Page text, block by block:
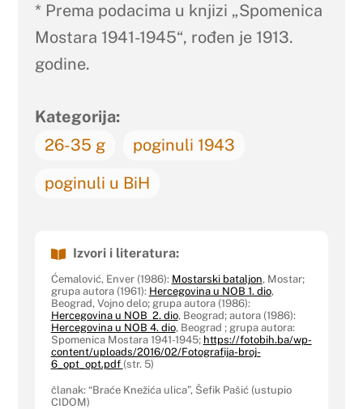
* Prema podacima u knjizi „Spomenica
Mostara 1941-1945“, rođen je 1913.
godine.
Kategorija:
26-35 g
poginuli 1943
poginuli u BiH
Izvori i literatura:
Ćemalović, Enver (1986): Mostarski bataljon, Mostar;
grupa autora (1961): Hercegovina u NOB 1. dio,
Beograd, Vojno delo; grupa autora (1986):
Hercegovina u NOB 2. dio, Beograd; autora (1986):
Hercegovina u NOB 4. dio, Beograd ; grupa autora:
Spomenica Mostara 1941-1945; https://fotobih.ba/wp-
content/uploads/2016/02/Fotografija-broj-
6_opt_opt.pdf (str. 5)
članak: “Braće Knežića ulica”, Šefik Pašić (ustupio
CIDOM)